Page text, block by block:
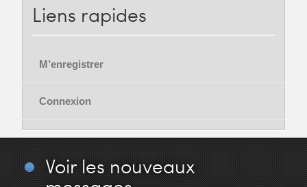
Liens rapides
M’enregistrer
Connexion
Voir les nouveaux